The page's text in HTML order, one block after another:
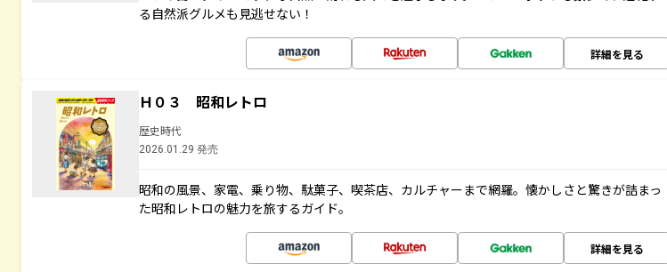
る自然派グルメも見逃せない！
詳細を見る
Ｈ０３ 昭和レトロ
歴史時代
2026.01.29 発売
昭和の風景、家電、乗り物、駄菓子、喫茶店、カルチャーまで網羅。懐かしさと驚きが詰まっ
た昭和レトロの魅力を旅するガイド。
詳細を見る